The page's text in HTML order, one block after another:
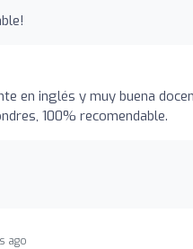
en inglés y muy buena
100% recomendable.
ago